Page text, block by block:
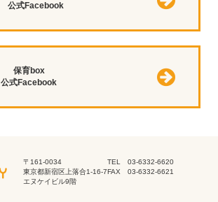
公式Facebook
保育box
公式Facebook
〒161-0034
東京都新宿区上落合1-16-7
エヌケイビル9階
TEL 03-6332-6620
FAX 03-6332-6621